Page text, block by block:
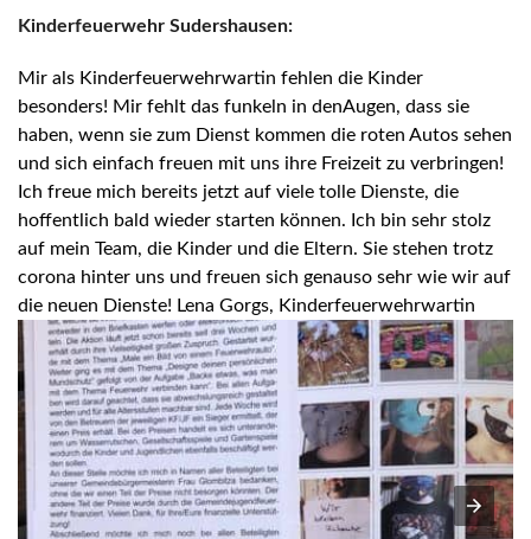
Kinderfeuerwehr Sudershausen:
Mir als Kinderfeuerwehrwartin fehlen die Kinder
besonders! Mir fehlt das funkeln in denAugen, dass sie
haben, wenn sie zum Dienst kommen die roten Autos sehen
und sich einfach freuen mit uns ihre Freizeit zu verbringen!
Ich freue mich bereits jetzt auf viele tolle Dienste, die
hoffentlich bald wieder starten können. Ich bin sehr stolz
auf mein Team, die Kinder und die Eltern. Sie stehen trotz
corona hinter uns und freuen sich genauso sehr wie wir auf
die neuen Dienste! Lena Gorgs, Kinderfeuerwehrwartin